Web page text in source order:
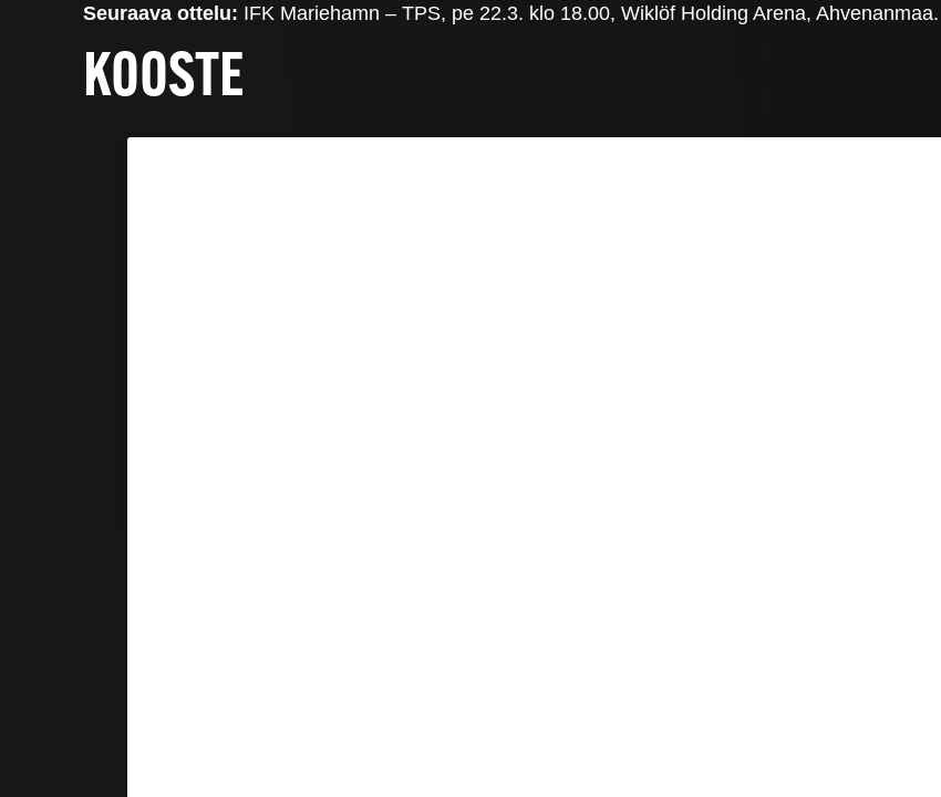
Seuraava ottelu: IFK Mariehamn – TPS, pe 22.3. klo 18.00, Wiklöf Holding Arena, Ahvenanmaa.
KOOSTE